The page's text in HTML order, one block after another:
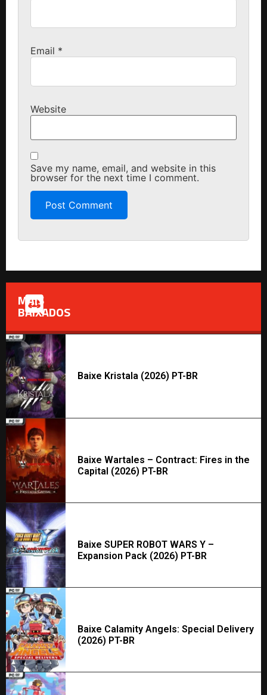
Email *
Website
Save my name, email, and website in this
browser for the next time I comment.
MAIS
BAIXADOS
Baixe Kristala (2026) PT-BR
Baixe Wartales – Contract: Fires in the
Capital (2026) PT-BR
Baixe SUPER ROBOT WARS Y –
Expansion Pack (2026) PT-BR
Baixe Calamity Angels: Special Delivery
(2026) PT-BR